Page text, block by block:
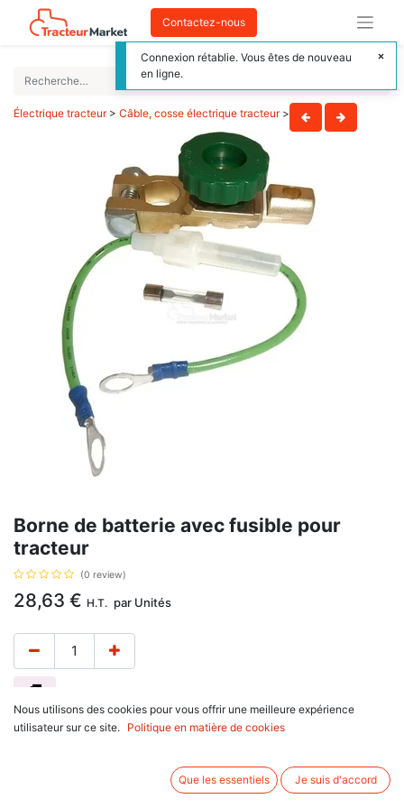
Contactez-nous
Électrique tracteur> Câble, cosse électrique tracteur>
Borne de batterie avec fusible pour
tracteur
(0 review)
28,63 € H.T. par Unités
avec fusible.
Nous utilisons des cookies pour vous offrir une meilleure expérience
utilisateur sur ce site.
Politique en matière de cookies
Que les essentiels Je suis d'accord
Connexion rétablie. Vous êtes de nouveau
en ligne.